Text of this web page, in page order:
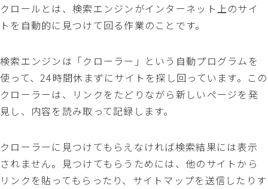
クロールとは、検索エンジンがインターネット上のサイ
トを自動的に見つけて回る作業のことです。
検索エンジンは「クローラー」という自動プログラムを
使って、24時間休まずにサイトを探し回っています。この
クローラーは、リンクをたどりながら新しいページを発
見し、内容を読み取って記録します。
クローラーに見つけてもらえなければ検索結果には表示
されません。見つけてもらうためには、他のサイトから
リンクを貼ってもらったり、サイトマップを送信したりす